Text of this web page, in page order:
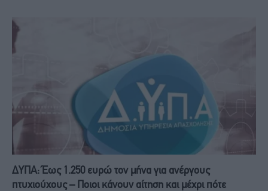
ΔΥΠΑ: Έως 1.250 ευρώ τον μήνα για ανέργους
πτυχιούχους – Ποιοι κάνουν αίτηση και μέχρι πότε